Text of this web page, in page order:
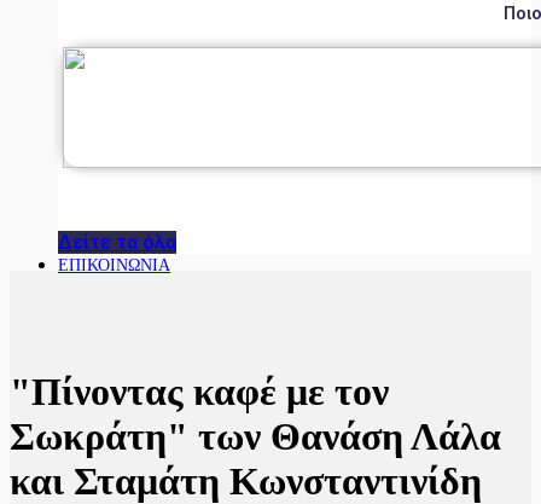
Δείτε τα όλα
ΕΠΙΚΟΙΝΩΝΙΑ
"Πίνοντας καφέ με τον
Σωκράτη" των Θανάση Λάλα
και Σταμάτη Κωνσταντινίδη